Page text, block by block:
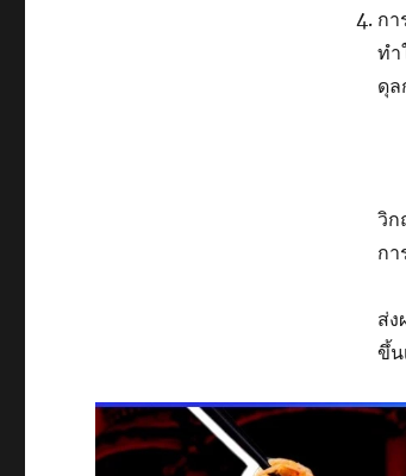
กา
ทำ
ดุล
วิก
กา
ส่ง
ขึ้น